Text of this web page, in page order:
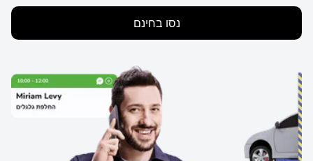
נסו בחינם